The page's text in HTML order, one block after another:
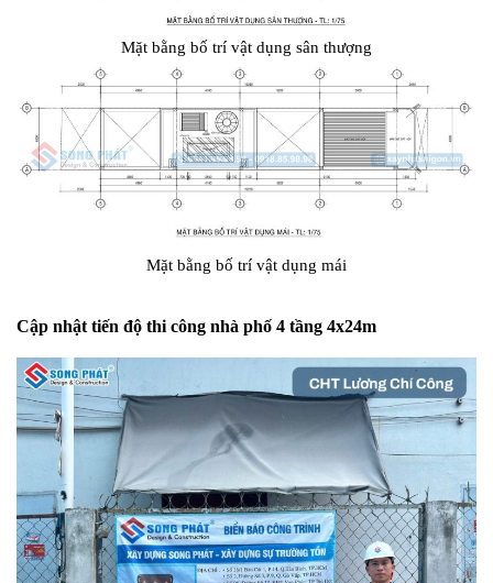
Mặt bằng bố trí vật dụng sân thượng
Mặt bằng bố trí vật dụng mái
Cập nhật tiến độ thi công nhà phố 4 tầng 4x24m